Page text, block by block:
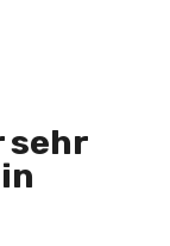
sehr